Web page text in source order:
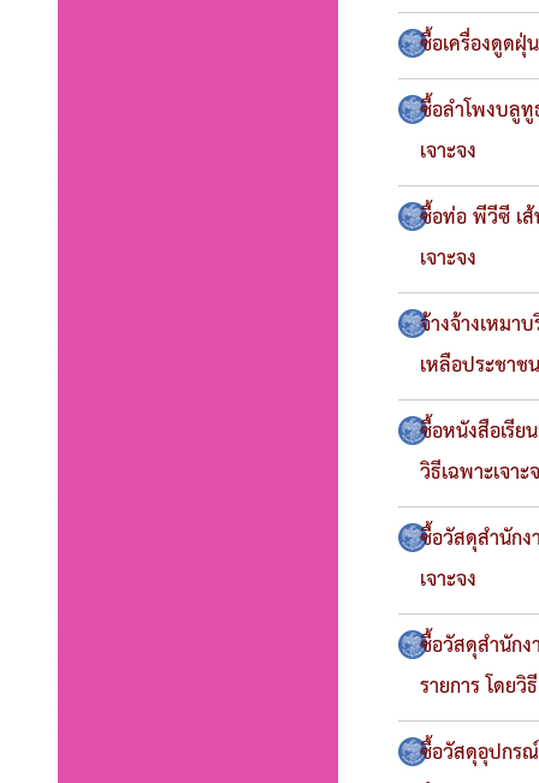
ซื้อเครื่องดูดฝุ่
ซื้อลำโพงบลูทู
เจาะจง
ซื้อท่อ พีวีซี เ
เจาะจง
จ้างจ้างเหมา
เหลือประชาช
ซื้อหนังสือเรีย
วิธีเฉพาะเจาะ
ซื้อวัสดุสำนักง
เจาะจง
ซื้อวัสดุสำนัก
รายการ โดยวิ
ซื้อวัสดุอุปกร